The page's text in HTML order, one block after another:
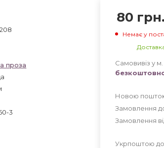
208
проза
3
80 грн.
Немає у
Самовивіз у
Новою поштою
Замовлення
Замовлення
Укрпоштою до